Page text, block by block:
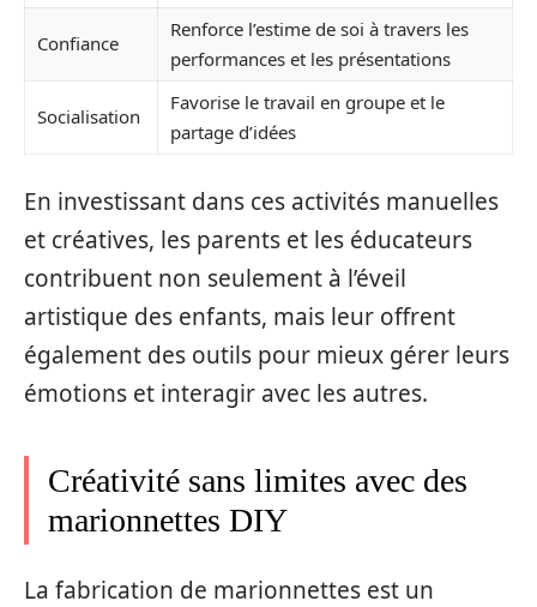
Confiance
Renforce l’estime de soi à travers les
performances et les présentations
Socialisation
Favorise le travail en groupe et le
partage d’idées
En investissant dans ces activités manuelles
et créatives, les parents et les éducateurs
contribuent non seulement à l’éveil
artistique des enfants, mais leur offrent
également des outils pour mieux gérer leurs
émotions et interagir avec les autres.
Créativité sans limites avec des
marionnettes DIY
La fabrication de marionnettes est un